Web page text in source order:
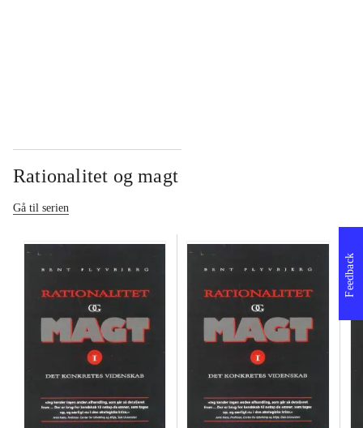
Rationalitet og magt
Gå til serien
Feedback